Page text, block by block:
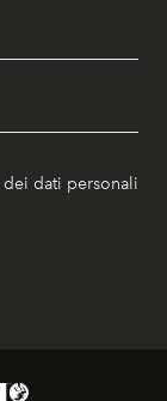
dati personali